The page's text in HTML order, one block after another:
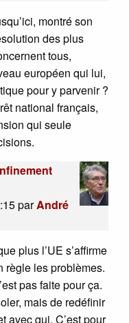
montré son
des plus
tous,
européen qui lui,
pour y parvenir ?
national français,
qui seule
parAndré
plus l’UE s’affirme
règle les problèmes.
pas faite pour ça.
mais de redéfinir
avec qui. C’est pour